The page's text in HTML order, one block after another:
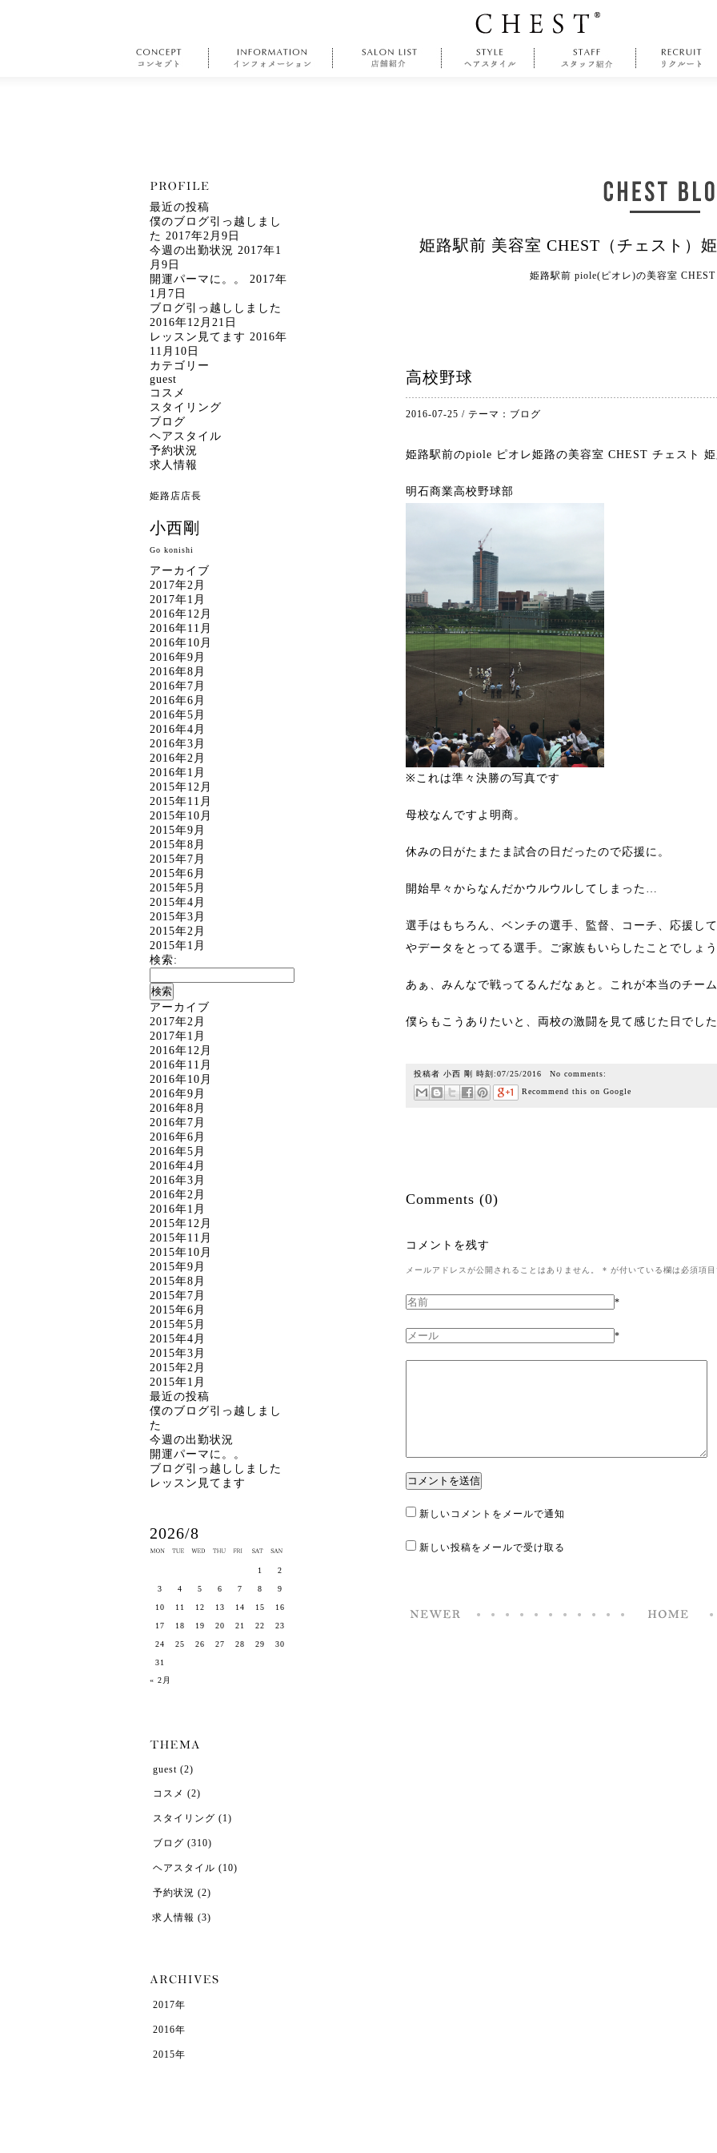
姫路駅前 美容室 CHEST（チェスト）
姫路駅前 piole(ピオレ)の美容室
高校野球
2016-07-25 / テーマ： ブログ
姫路駅前のpiole ピオレ姫路の美容室 CHEST チェスト
明石商業高校野球部
※これは準々決勝の写真です
母校なんですよ明商。
休みの日がたまたま試合の日だったので応援に。
開始早々からなんだかウルウルしてしまった…
選手はもちろん、ベンチの選手、監督、コーチ、応援し
やデータをとってる選手。ご家族もいらしたことでしょ
あぁ、みんなで戦ってるんだなぁと。これが本当のチー
僕らもこうありたいと、両校の激闘を見て感じた日でし
投稿者 小西 剛 時刻:07/25/2016 No comments:
Recommend this on Google
Comments (0)
コメントを残す
メールアドレスが公開されることはありません。 * が付いている欄は必須項
*
*
新しいコメントをメールで通知
新しい投稿をメールで受け取る
最近の投稿
僕のブログ引っ越しまし
た 2017年2月9日
今週の出勤状況 2017年1
月9日
開運パーマに。。
2017年
1月7日
ブログ引っ越ししました
2016年12月21日
レッスン見てます 2016年
11月10日
カテゴリー
guest
コスメ
スタイリング
ブログ
ヘアスタイル
予約状況
求人情報
姫路店店長
小西剛
Go konishi
アーカイブ
2017年2月
2017年1月
2016年12月
2016年11月
2016年10月
2016年9月
2016年8月
2016年7月
2016年6月
2016年5月
2016年4月
2016年3月
2016年2月
2016年1月
2015年12月
2015年11月
2015年10月
2015年9月
2015年8月
2015年7月
2015年6月
2015年5月
2015年4月
2015年3月
2015年2月
2015年1月
検索:
アーカイブ
2017年2月
2017年1月
2016年12月
2016年11月
2016年10月
2016年9月
2016年8月
2016年7月
2016年6月
2016年5月
2016年4月
2016年3月
2016年2月
2016年1月
2015年12月
2015年11月
2015年10月
2015年9月
2015年8月
2015年7月
2015年6月
2015年5月
2015年4月
2015年3月
2015年2月
2015年1月
最近の投稿
僕のブログ引っ越しまし
た
今週の出勤状況
開運パーマに。。
ブログ引っ越ししました
レッスン見てます
2026/8
« 2月
1 2
3 4 5 6 7 8 9
10 11 12 13 14 15 16
17 18 19 20 21 22 23
24 25 26 27 28 29 30
31
guest (2)
コスメ (2)
スタイリング (1)
ブログ (310)
ヘアスタイル (10)
予約状況 (2)
求人情報 (3)
2017年
2016年
2015年